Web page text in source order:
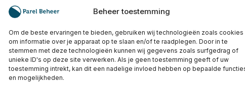
Beheer toestemming
Om de beste ervaringen te bieden, gebruiken wij technologieën zoals cookies
om informatie over je apparaat op te slaan en/of te raadplegen. Door in te
stemmen met deze technologieën kunnen wij gegevens zoals surfgedrag of
unieke ID's op deze site verwerken. Als je geen toestemming geeft of uw
toestemming intrekt, kan dit een nadelige invloed hebben op bepaalde
en mogelijkheden.
Geluidsoverlast? Zo lost u dat op
met uw VvE
2023